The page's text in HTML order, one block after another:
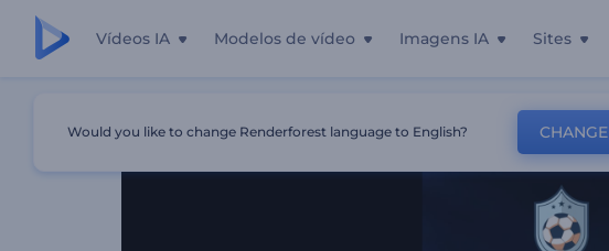
Vídeos IA Modelos de vídeo Imagens IA Sites
Would you like to change Renderforest language to English? CHANGE